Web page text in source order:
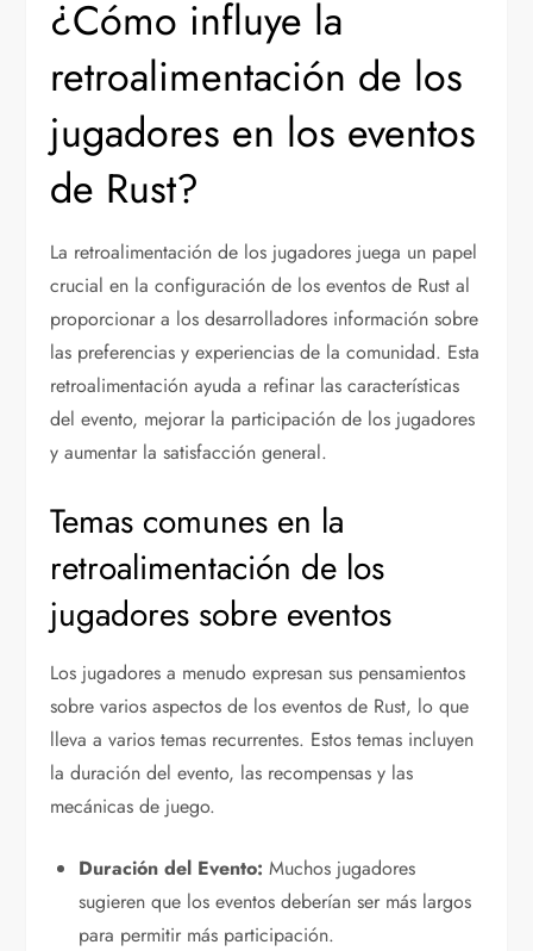
¿Cómo influye la
retroalimentación de los
jugadores en los eventos
de Rust?
La retroalimentación de los jugadores juega un papel
crucial en la configuración de los eventos de Rust al
proporcionar a los desarrolladores información sobre
las preferencias y experiencias de la comunidad. Esta
retroalimentación ayuda a refinar las características
del evento, mejorar la participación de los jugadores
y aumentar la satisfacción general.
Temas comunes en la
retroalimentación de los
jugadores sobre eventos
Los jugadores a menudo expresan sus pensamientos
sobre varios aspectos de los eventos de Rust, lo que
lleva a varios temas recurrentes. Estos temas incluyen
la duración del evento, las recompensas y las
mecánicas de juego.
Duración del Evento: Muchos jugadores
sugieren que los eventos deberían ser más largos
para permitir más participación.